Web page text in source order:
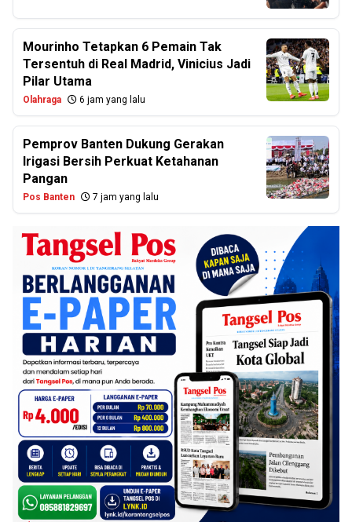
Mourinho Tetapkan 6 Pemain Tak
Tersentuh di Real Madrid, Vinicius Jadi
Pilar Utama
Olahraga 6 jam yang lalu
Pemprov Banten Dukung Gerakan
Irigasi Bersih Perkuat Ketahanan
Pangan
Pos Banten 7 jam yang lalu